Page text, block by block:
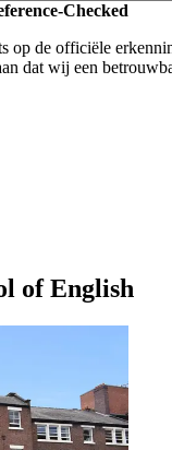
Checked
op de officiële
dat wij een
of English